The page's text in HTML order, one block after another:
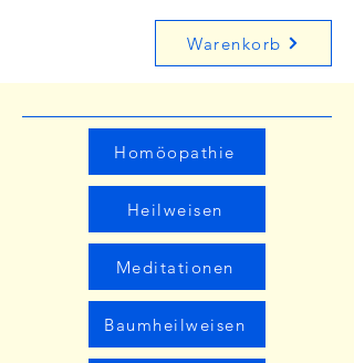
Warenkorb
Homöopathie
Heilweisen
Meditationen
Baumheilweisen